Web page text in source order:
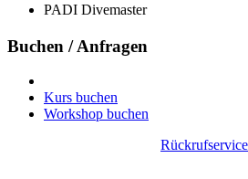
PADI Divemaster
Buchen / Anfragen
Kurs buchen
Workshop buchen
Rückrufservice